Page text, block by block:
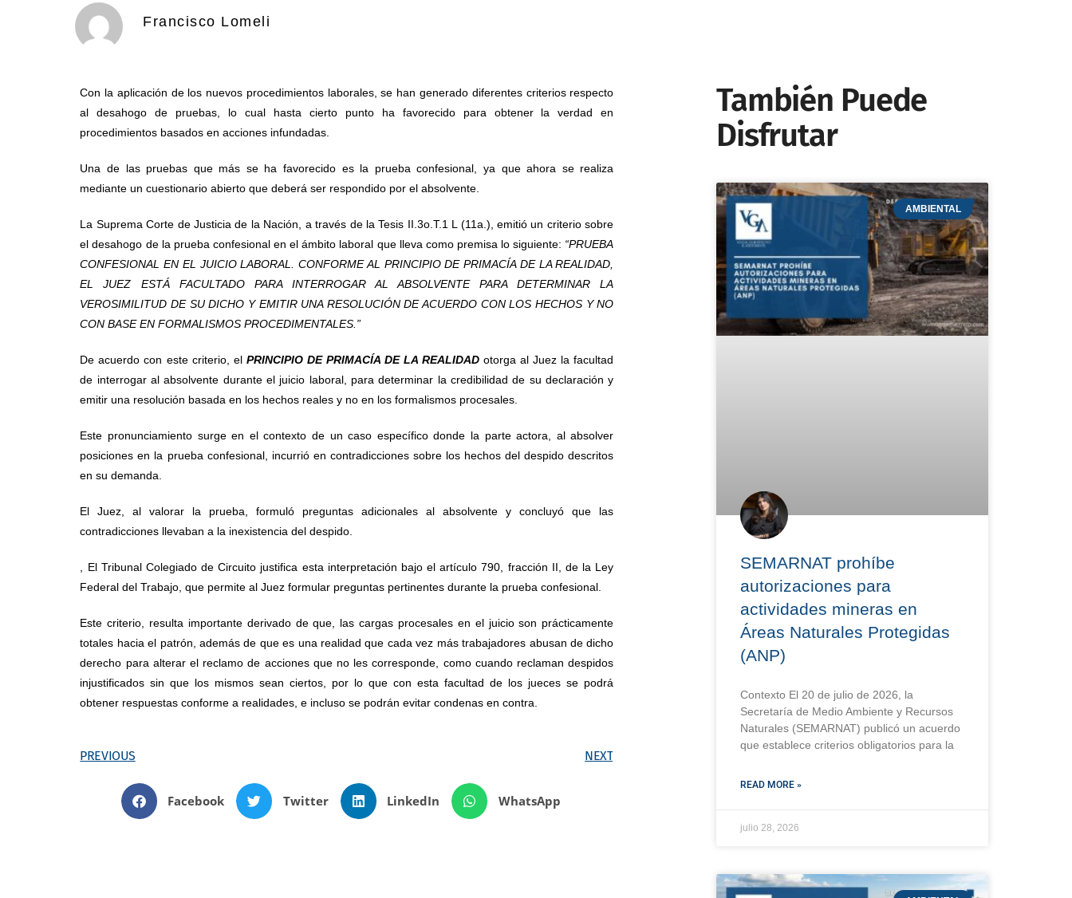
Francisco Lomeli
Con la aplicación de los nuevos procedimientos laborales, se han generado diferentes criterios respecto
al desahogo de pruebas, lo cual hasta cierto punto ha favorecido para obtener la verdad en
procedimientos basados en acciones infundadas.
Una de las pruebas que más se ha favorecido es la prueba confesional, ya que ahora se realiza
mediante un cuestionario abierto que deberá ser respondido por el absolvente.
La Suprema Corte de Justicia de la Nación, a través de la Tesis II.3o.T.1 L (11a.), emitió un criterio sobre
el desahogo de la prueba confesional en el ámbito laboral que lleva como premisa lo siguiente: “PRUEBA
CONFESIONAL EN EL JUICIO LABORAL. CONFORME AL PRINCIPIO DE PRIMACÍA DE LA REALIDAD,
EL JUEZ ESTÁ FACULTADO PARA INTERROGAR AL ABSOLVENTE PARA DETERMINAR LA
VEROSIMILITUD DE SU DICHO Y EMITIR UNA RESOLUCIÓN DE ACUERDO CON LOS HECHOS Y NO
CON BASE EN FORMALISMOS PROCEDIMENTALES.”
De acuerdo con este criterio, el PRINCIPIO DE PRIMACÍA DE LA REALIDAD otorga al Juez la facultad
de interrogar al absolvente durante el juicio laboral, para determinar la credibilidad de su declaración y
emitir una resolución basada en los hechos reales y no en los formalismos procesales.
Este pronunciamiento surge en el contexto de un caso específico donde la parte actora, al absolver
posiciones en la prueba confesional, incurrió en contradicciones sobre los hechos del despido descritos
en su demanda.
El Juez, al valorar la prueba, formuló preguntas adicionales al absolvente y concluyó que las
contradicciones llevaban a la inexistencia del despido.
, El Tribunal Colegiado de Circuito justifica esta interpretación bajo el artículo 790, fracción II, de la Ley
Federal del Trabajo, que permite al Juez formular preguntas pertinentes durante la prueba confesional.
Este criterio, resulta importante derivado de que, las cargas procesales en el juicio son prácticamente
totales hacia el patrón, además de que es una realidad que cada vez más trabajadores abusan de dicho
derecho para alterar el reclamo de acciones que no les corresponde, como cuando reclaman despidos
injustificados sin que los mismos sean ciertos, por lo que con esta facultad de los jueces se podrá
obtener respuestas conforme a realidades, e incluso se podrán evitar condenas en contra.
PREVIOUS NEXT
Facebook Twitter LinkedIn WhatsApp
También Puede
Disfrutar
AMBIENTAL
SEMARNAT prohíbe
autorizaciones para
actividades mineras en
Áreas Naturales Protegidas
(ANP)
Contexto El 20 de julio de 2026, la
Secretaría de Medio Ambiente y Recursos
Naturales (SEMARNAT) publicó un acuerdo
que establece criterios obligatorios para la
READ MORE »
julio 28, 2026